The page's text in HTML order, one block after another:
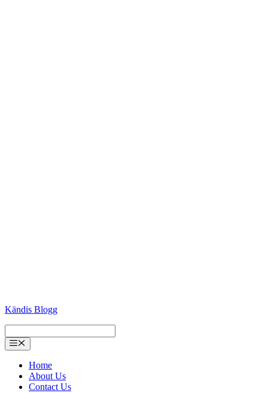
Kändis Blogg
Menu
Home
About Us
Contact Us